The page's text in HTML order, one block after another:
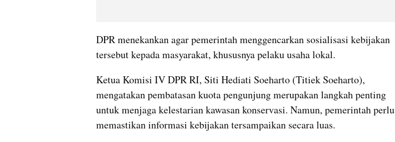
DPR menekankan agar pemerintah menggencarkan sosialisasi kebijakan
tersebut kepada masyarakat, khususnya pelaku usaha lokal.
Ketua Komisi IV DPR RI, Siti Hediati Soeharto (Titiek Soeharto),
mengatakan pembatasan kuota pengunjung merupakan langkah penting
untuk menjaga kelestarian kawasan konservasi. Namun, pemerintah perlu
memastikan informasi kebijakan tersampaikan secara luas.